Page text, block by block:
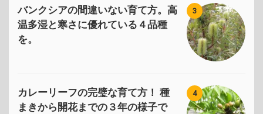
3
バンクシアの間違いない育て方。高
温多湿と寒さに優れている４品種
を。
4
カレーリーフの完璧な育て方！ 種
まきから開花までの３年の様子で